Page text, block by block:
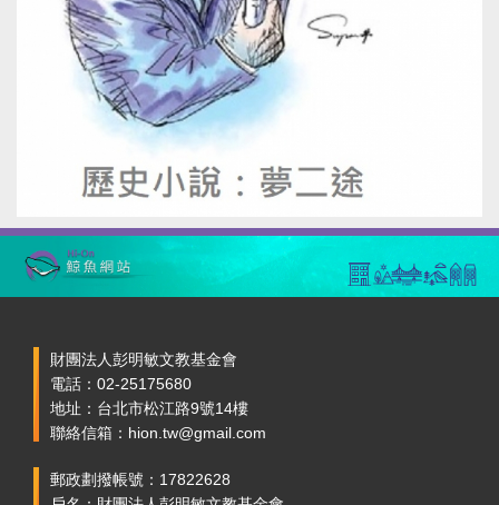
財團法人彭明敏文教基金會
電話：02-25175680
地址：台北市松江路9號14樓
聯絡信箱：hion.tw@gmail.com
郵政劃撥帳號：17822628